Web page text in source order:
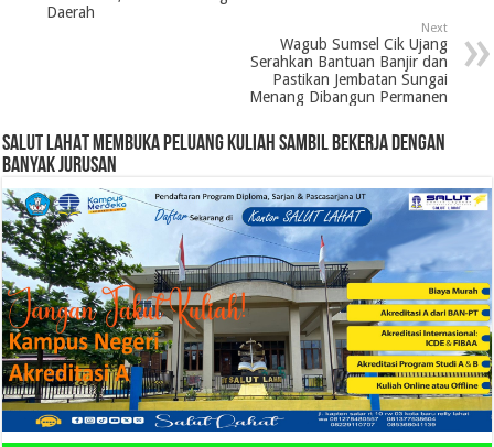
Daerah
Next
Wagub Sumsel Cik Ujang
Serahkan Bantuan Banjir dan
Pastikan Jembatan Sungai
Menang Dibangun Permanen
SALUT LAHAT MEMBUKA PELUANG KULIAH SAMBIL BEKERJA DENGAN
BANYAK JURUSAN